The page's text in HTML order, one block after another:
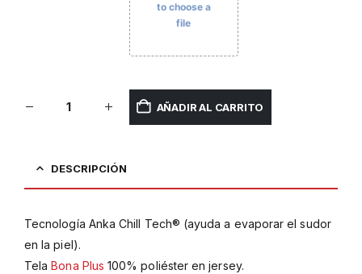
to choose a
file
AÑADIR AL CARRITO
DESCRIPCIÓN
Tecnología Anka Chill Tech® (ayuda a evaporar el sudor
en la piel).
TelaBona Plus 100% poliéster en jersey.